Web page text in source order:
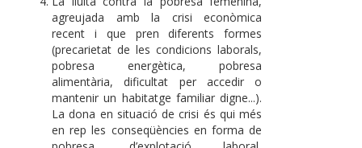
agreujada amb la crisi econòmica
recent i que pren diferents formes
(precarietat de les condicions laborals,
pobresa energètica, pobresa
alimentària, dificultat per accedir o
mantenir un habitatge familiar digne...).
La dona en situació de crisi és qui més
en rep les conseqüències en forma de